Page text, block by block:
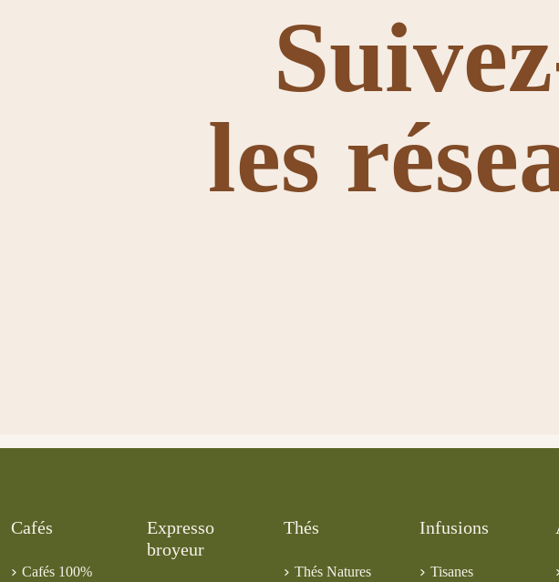
les
Cafés
Cafés 100%
Expresso
broyeur
Thés
Thés Natures
Infusions
Tisanes